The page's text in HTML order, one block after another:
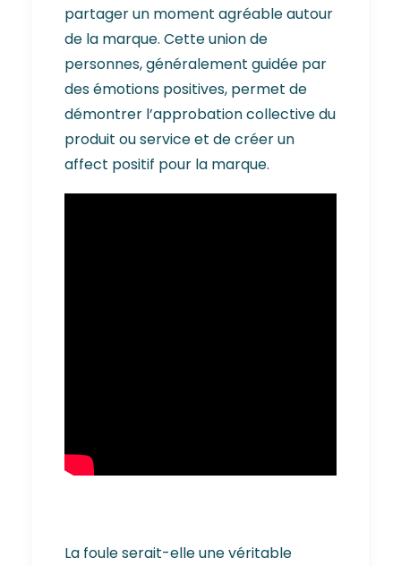
partager un moment agréable autour
de la marque. Cette union de
personnes, généralement guidée par
des émotions positives, permet de
démontrer l’approbation collective du
produit ou service et de créer un
affect positif pour la marque.
La foule serait-elle une véritable